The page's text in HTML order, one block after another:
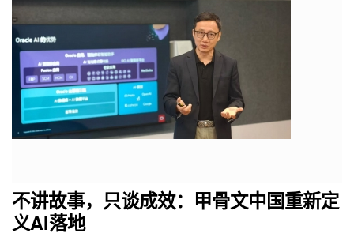
不讲故事，只谈成效：甲骨文中国重新定
义AI落地